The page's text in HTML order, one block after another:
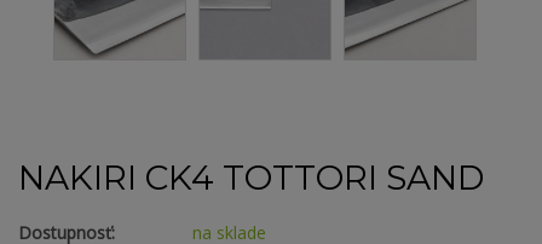
NAKIRI CK4 TOTTORI SAND
Dostupnosť:
na sklade